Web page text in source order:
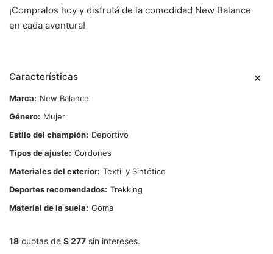
¡Compralos hoy y disfrutá de la comodidad New Balance
en cada aventura!
Características
Marca
New Balance
Género
Mujer
Estilo del champión
Deportivo
Tipos de ajuste Cordones
Materiales del exterior Textil y Sintético
Deportes recomendados Trekking
Material de la suela
Goma
18 cuotas de $ 277 sin intereses.